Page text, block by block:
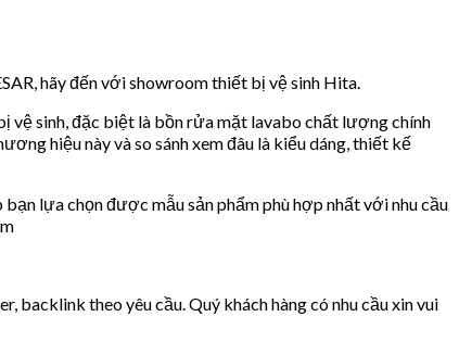
hãy đến với showroom thiết bị vệ sinh Hita.
vệ sinh, đặc biệt là bồn rửa mặt lavabo chất lượng chính
hiệu này và so sánh xem đâu là kiểu dáng, thiết kế
lựa chọn được mẫu sản phẩm phù hợp nhất với nhu cầu
theo yêu cầu. Quý khách hàng có nhu cầu xin vui